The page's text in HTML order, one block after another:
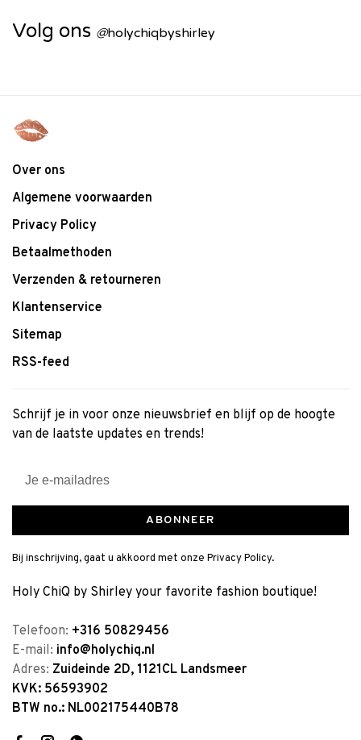
Volg ons @holychiqbyshirley
Over ons
Algemene voorwaarden
Privacy Policy
Betaalmethoden
Verzenden & retourneren
Klantenservice
Sitemap
RSS-feed
Schrijf je in voor onze nieuwsbrief en blijf op de hoogte
van de laatste updates en trends!
ABONNEER
Bij inschrijving, gaat u akkoord met onze Privacy Policy.
Holy ChiQ by Shirley your favorite fashion boutique!
Telefoon: +316 50829456
E-mail: info@holychiq.nl
Adres: Zuideinde 2D, 1121CL Landsmeer
KVK: 56593902
BTW no.: NL002175440B78